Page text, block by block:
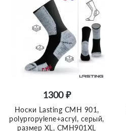
1300 ₽
Носки Lasting CMH 901,
polypropylene+acryl, серый,
размер XL, CMH901XL